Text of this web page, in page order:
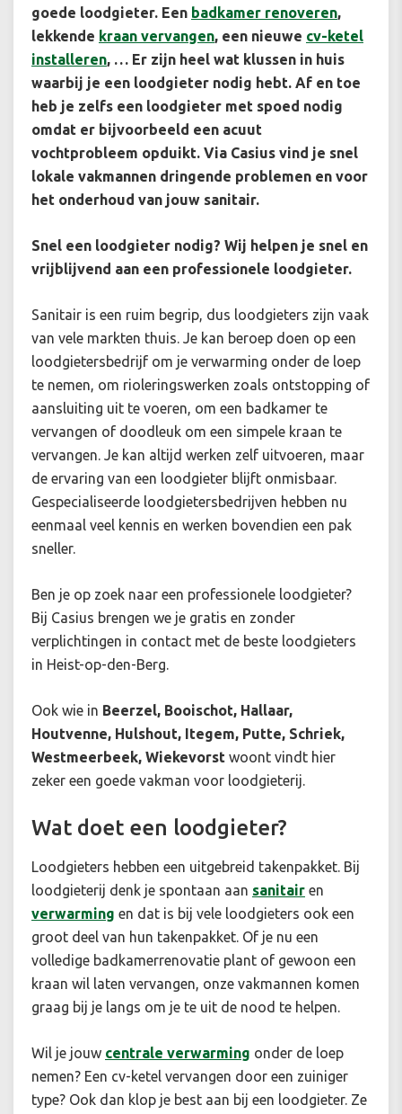
goede loodgieter. Een badkamer renoveren,
lekkende kraan vervangen, een nieuwe cv-ketel
installeren, … Er zijn heel wat klussen in huis
waarbij je een loodgieter nodig hebt. Af en toe
heb je zelfs een loodgieter met spoed nodig
omdat er bijvoorbeeld een acuut
vochtprobleem opduikt. Via Casius vind je snel
lokale vakmannen dringende problemen en voor
het onderhoud van jouw sanitair.
Snel een loodgieter nodig? Wij helpen je snel en
vrijblijvend aan een professionele loodgieter.
Sanitair is een ruim begrip, dus loodgieters zijn vaak
van vele markten thuis. Je kan beroep doen op een
loodgietersbedrijf om je verwarming onder de loep
te nemen, om rioleringswerken zoals ontstopping of
aansluiting uit te voeren, om een badkamer te
vervangen of doodleuk om een simpele kraan te
vervangen. Je kan altijd werken zelf uitvoeren, maar
de ervaring van een loodgieter blijft onmisbaar.
Gespecialiseerde loodgietersbedrijven hebben nu
eenmaal veel kennis en werken bovendien een pak
sneller.
Ben je op zoek naar een professionele loodgieter?
Bij Casius brengen we je gratis en zonder
verplichtingen in contact met de beste loodgieters
in Heist-op-den-Berg.
Ook wie in Beerzel, Booischot, Hallaar,
Houtvenne, Hulshout, Itegem, Putte, Schriek,
Westmeerbeek, Wiekevorst woont vindt hier
zeker een goede vakman voor loodgieterij.
Wat doet een loodgieter?
Loodgieters hebben een uitgebreid takenpakket. Bij
loodgieterij denk je spontaan aan sanitair en
verwarming en dat is bij vele loodgieters ook een
groot deel van hun takenpakket. Of je nu een
volledige badkamerrenovatie plant of gewoon een
kraan wil laten vervangen, onze vakmannen komen
graag bij je langs om je te uit de nood te helpen.
Wil je jouw centrale verwarming onder de loep
nemen? Een cv-ketel vervangen door een zuiniger
type? Ook dan klop je best aan bij een loodgieter. Ze